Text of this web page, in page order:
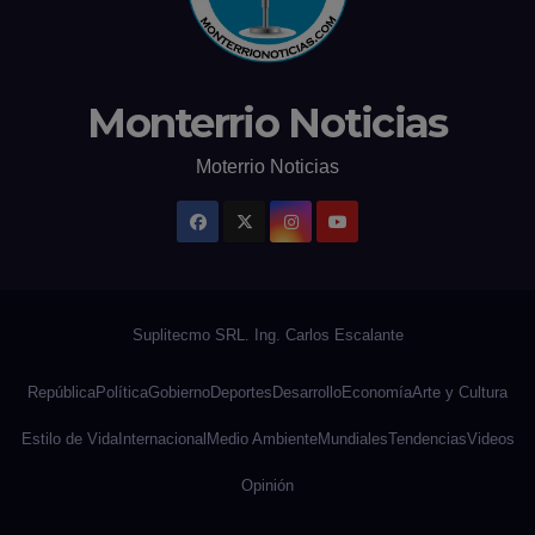
Monterrio Noticias
Moterrio Noticias
RepúblicaPolíticaGobiernoDeportes DesarrolloEconomíaArte y Cultura
Estilo de VidaInternacional Medio AmbienteMundialesTendenciasVideos
Opinión